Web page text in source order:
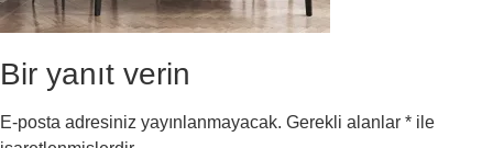
Bir yanıt verin
E-posta adresiniz yayınlanmayacak. Gerekli alanlar * ile